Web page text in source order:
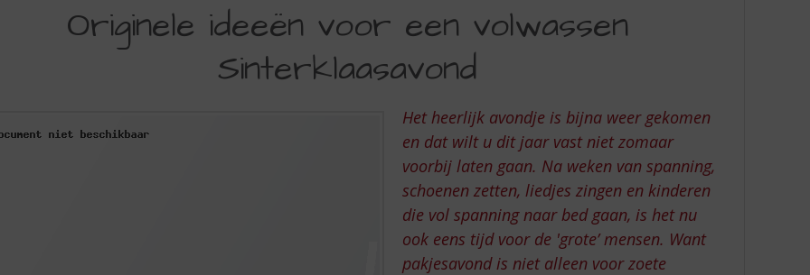
Originele ideeën voor een volwassen
Sinterklaasavond
Het heerlijk avondje is bijna weer gekomen
en dat wilt u dit jaar vast niet zomaar
voorbij laten gaan. Na weken van spanning,
schoenen zetten, liedjes zingen en kinderen
die vol spanning naar bed gaan, is het nu
ook eens tijd voor de 'grote’ mensen. Want
pakjesavond is niet alleen voor zoete